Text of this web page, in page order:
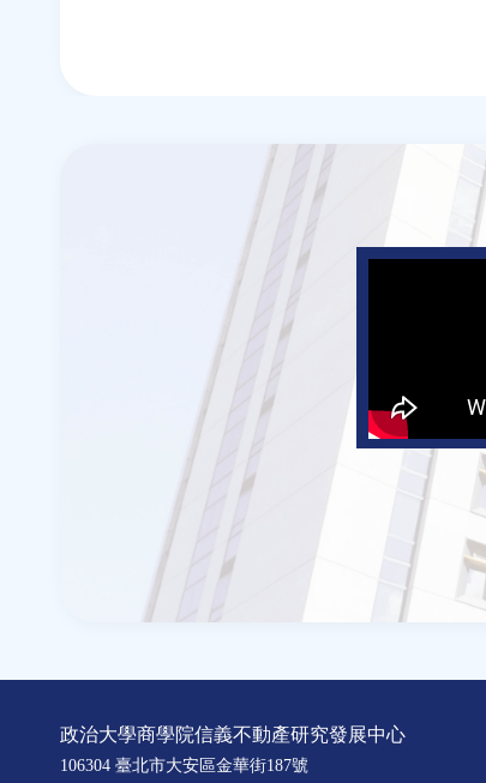
政治大學商學院信義不動產研究發展中心
106304 臺北市大安區金華街187號